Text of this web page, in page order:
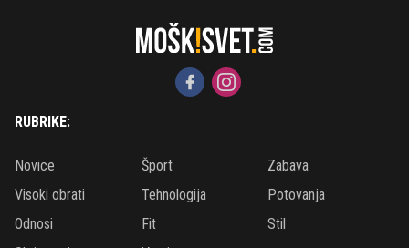
RUBRIKE:
Novice Šport
Zabava
Visoki obrati
Tehnologija
Potovanja
Odnosi
Fit
Stil